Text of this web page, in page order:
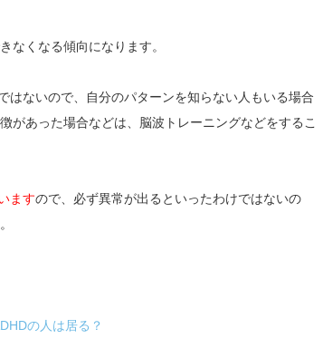
なくなる傾向になります。
はないので、自分のパターンを知らない人もいる場合
があった場合などは、脳波トレーニングなどをするこ
ますので、必ず異常が出るといったわけではないの
の人は居る？